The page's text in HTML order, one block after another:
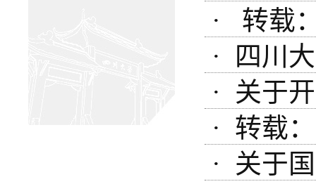
· 转载
· 四川
· 关于
· 转载
· 关于